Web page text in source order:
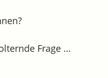
Frage …